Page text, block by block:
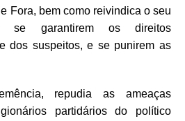
Fora, bem como reivindica o seu
se garantirem os direitos
dos suspeitos, e se punirem as
repudia as ameaças
partidários do político